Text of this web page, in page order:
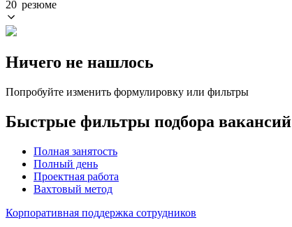
20 резюме
Ничего не нашлось
Попробуйте изменить формулировку или фильтры
Быстрые фильтры подбора вакансий
Полная занятость
Полный день
Проектная работа
Вахтовый метод
Корпоративная поддержка сотрудников